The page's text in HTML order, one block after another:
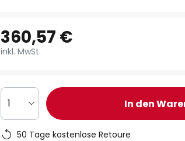
360,57 €
inkl. MwSt.
1 In den
50 Tage kostenlose Retoure